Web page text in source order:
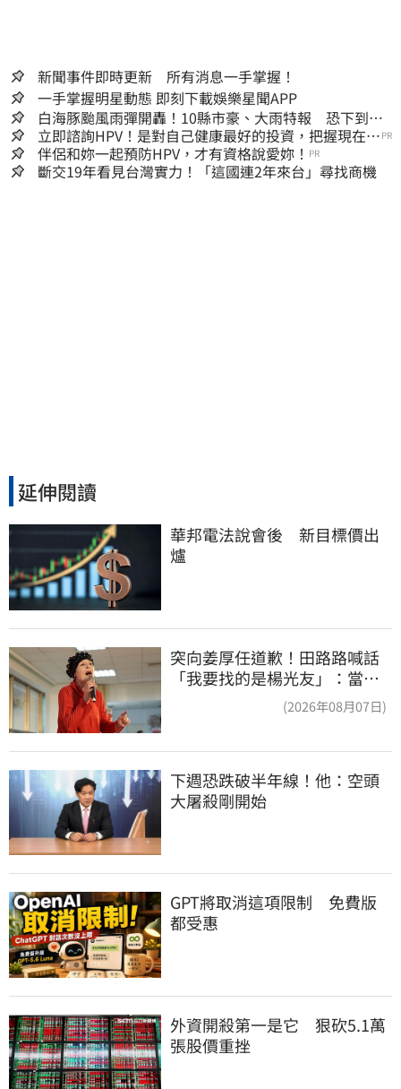
新聞事件即時更新 所有消息一手掌握！
一手掌握明星動態 即刻下載娛樂星聞APP
白海豚颱風雨彈開轟！10縣市豪、大雨特報 恐下到明
天
立即諮詢HPV！是對自己健康最好的投資，把握現在不
嫌晚！
PR
伴侶和妳一起預防HPV，才有資格說愛妳！ PR
斷交19年看見台灣實力！「這國連2年來台」尋找商機
延伸閱讀
華邦電法說會後　新目標價出
爐
突向姜厚任道歉！田路路喊話
「我要找的是楊光友」：當時
(2026年08月07日)
下週恐跌破半年線！他：空頭
大屠殺剛開始
GPT將取消這項限制　免費版
都受惠
外資開殺第一是它　狠砍5.1萬
張股價重挫